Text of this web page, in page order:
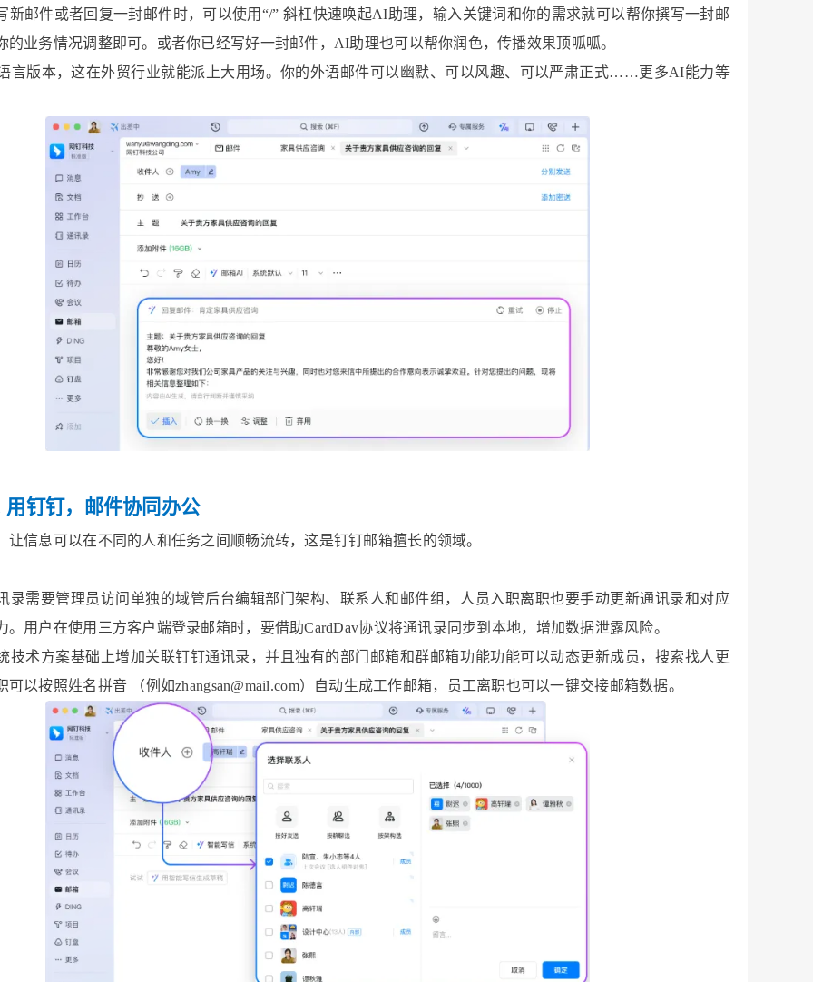
新邮件或者回复一封邮件时，可以使用“/” 斜杠快速唤起AI助理，输入关键词和你的需求就可以帮你撰写一封邮
的业务情况调整即可。或者你已经写好一封邮件，AI助理也可以帮你润色，传播效果顶呱呱。
言版本，这在外贸行业就能派上大用场。你的外语邮件可以幽默、可以风趣、可以严肃正式……更多AI能力等
用钉钉，邮件协同办公
让信息可以在不同的人和任务之间顺畅流转，这是钉钉邮箱擅长的领域。
录需要管理员访问单独的域管后台编辑部门架构、联系人和邮件组，人员入职离职也要手动更新通讯录和对应
。用户在使用三方客户端登录邮箱时，要借助CardDav协议将通讯录同步到本地，增加数据泄露风险。
技术方案基础上增加关联钉钉通讯录，并且独有的部门邮箱和群邮箱功能功能可以动态更新成员，搜索找人更
可以按照姓名拼音 （例如zhangsan@mail.com）自动生成工作邮箱，员工离职也可以一键交接邮箱数据。